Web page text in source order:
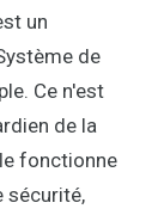
un
de
Ce n'est
de la
fonctionne
sécurité,